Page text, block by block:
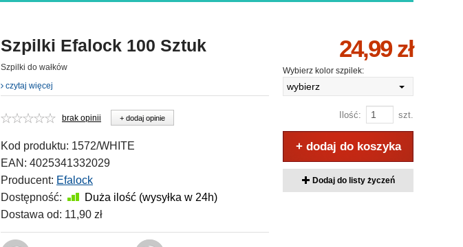
Szpilki Efalock 100 Sztuk
Szpilki do wałków
czytaj więcej
brak opinii + dodaj opinie
Kod produktu: 1572/WHITE
EAN: 4025341332029
Producent: Efalock
Dostępność:
Duża ilość (wysyłka w 24h)
Dostawa od: 11,90 zł
24,99 zł
Wybierz kolor szpilek:
wybierz
Ilość: szt.
+ dodaj do koszyka
Dodaj do listy życzeń